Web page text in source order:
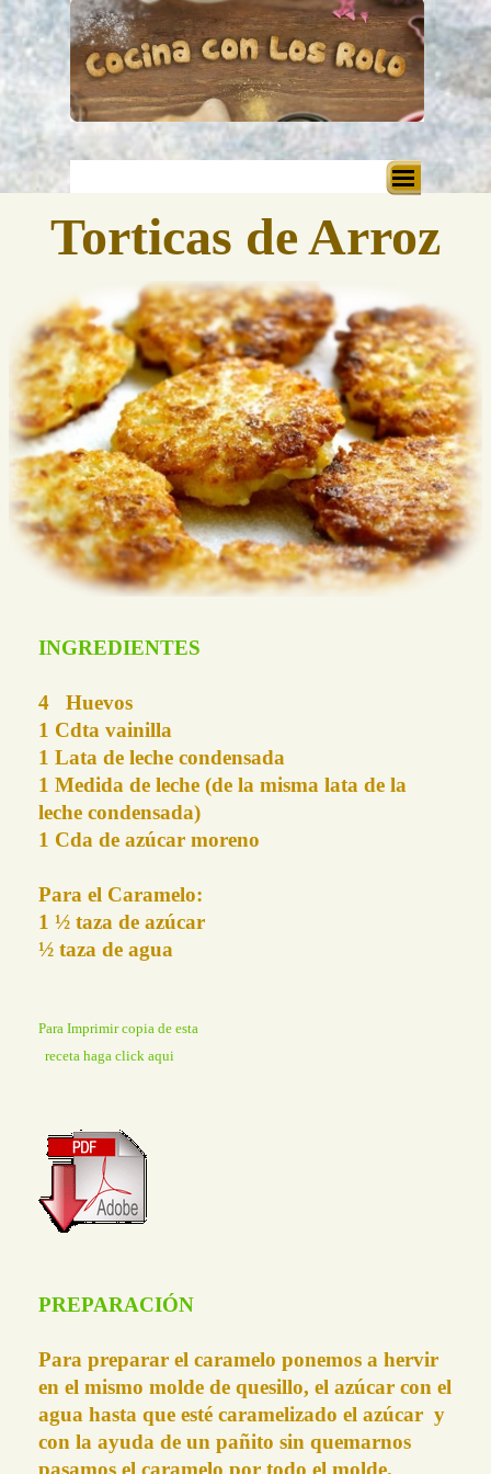
Vaya al Contenido
Torticas de Arroz
INGREDIENTES
4 Huevos
1 Cdta vainilla
1 Lata de leche condensada
1 Medida de leche (de la misma lata de la
leche condensada)
1 Cda de azúcar moreno
Para el Caramelo:
1 ½ taza de azúcar
½ taza de agua
Para Imprimir copia de esta
receta haga click aqui
PREPARACIÓN
Para preparar el caramelo ponemos a hervir
en el mismo molde de quesillo, el azúcar con el
agua hasta que esté caramelizado el azúcar y
con la ayuda de un pañito sin quemarnos
pasamos el caramelo por todo el molde.